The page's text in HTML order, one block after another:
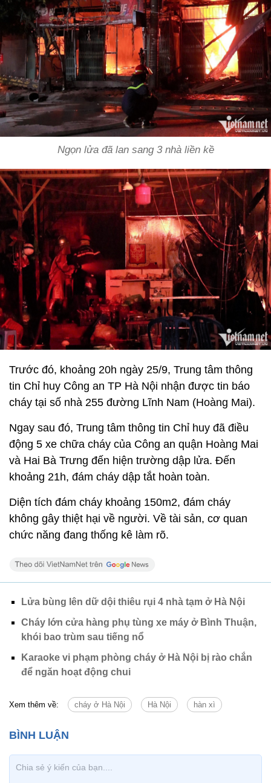
Ngọn lửa đã lan sang 3 nhà liền kề
Trước đó, khoảng 20h ngày 25/9, Trung tâm thông
tin Chỉ huy Công an TP Hà Nội nhận được tin báo
cháy tại số nhà 255 đường Lĩnh Nam (Hoàng Mai).
Ngay sau đó, Trung tâm thông tin Chỉ huy đã điều
động 5 xe chữa cháy của Công an quận Hoàng Mai
và Hai Bà Trưng đến hiện trường dập lửa. Đến
khoảng 21h, đám cháy dập tắt hoàn toàn.
Diện tích đám cháy khoảng 150m2, đám cháy
không gây thiệt hại về người. Về tài sản, cơ quan
chức năng đang thống kê làm rõ.
Lửa bùng lên dữ dội thiêu rụi 4 nhà tạm ở Hà Nội
Cháy lớn cửa hàng phụ tùng xe máy ở Bình Thuận,
khói bao trùm sau tiếng nổ
Karaoke vi phạm phòng cháy ở Hà Nội bị rào chắn
để ngăn hoạt động chui
Xem thêm về: cháy ở Hà Nội Hà Nội hàn xì